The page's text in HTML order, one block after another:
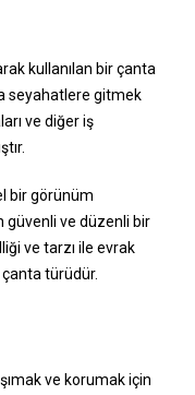
kullanılan bir çanta
seyahatlere gitmek
ve diğer iş
bir görünüm
güvenli ve düzenli bir
ve tarzı ile evrak
türüdür.
ve korumak için